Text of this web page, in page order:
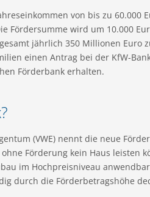
von bis zu 60.000
Fördersumme wird um 10.000
jährlich 350 Millionen Euro
einen Antrag bei der KfW-
Förderbank erhalten.
(VWE) nennt die neue
Förderung kein Haus leisten
im Hochpreisniveau
durch die Förderbetragshöhe